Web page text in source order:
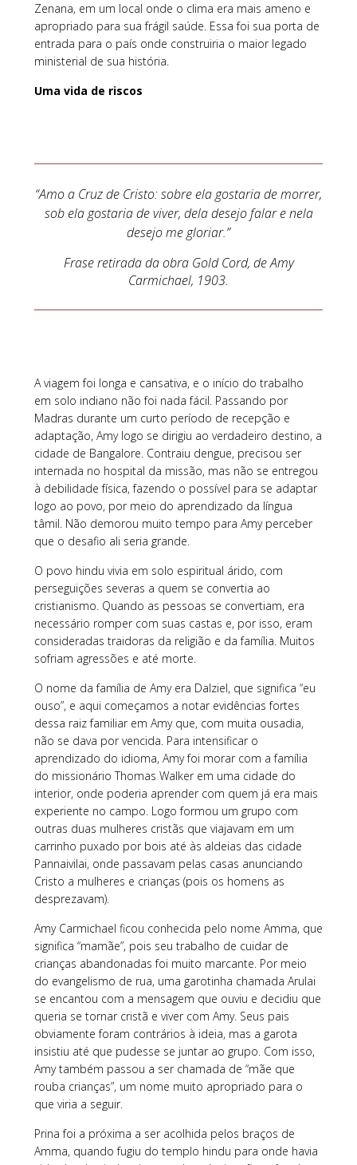
Zenana, em um local onde o clima era mais ameno e
apropriado para sua frágil saúde. Essa foi sua porta de
entrada para o país onde construiria o maior legado
ministerial de sua história.
Uma vida de riscos
“Amo a Cruz de Cristo: sobre ela gostaria de morrer,
sob ela gostaria de viver, dela desejo falar e nela
desejo me gloriar.”
Frase retirada da obra Gold Cord, de Amy
Carmichael, 1903.
A viagem foi longa e cansativa, e o início do trabalho
em solo indiano não foi nada fácil. Passando por
Madras durante um curto período de recepção e
adaptação, Amy logo se dirigiu ao verdadeiro destino, a
cidade de Bangalore. Contraiu dengue, precisou ser
internada no hospital da missão, mas não se entregou
à debilidade física, fazendo o possível para se adaptar
logo ao povo, por meio do aprendizado da língua
tâmil. Não demorou muito tempo para Amy perceber
que o desafio ali seria grande.
O povo hindu vivia em solo espiritual árido, com
perseguições severas a quem se convertia ao
cristianismo. Quando as pessoas se convertiam, era
necessário romper com suas castas e, por isso, eram
consideradas traidoras da religião e da família. Muitos
sofriam agressões e até morte.
O nome da família de Amy era Dalziel, que significa “eu
ouso”, e aqui começamos a notar evidências fortes
dessa raiz familiar em Amy que, com muita ousadia,
não se dava por vencida. Para intensificar o
aprendizado do idioma, Amy foi morar com a família
do missionário Thomas Walker em uma cidade do
interior, onde poderia aprender com quem já era mais
experiente no campo. Logo formou um grupo com
outras duas mulheres cristãs que viajavam em um
carrinho puxado por bois até às aldeias das cidade
Pannaivilai, onde passavam pelas casas anunciando
Cristo a mulheres e crianças (pois os homens as
desprezavam).
Amy Carmichael ficou conhecida pelo nome Amma, que
significa “mamãe”, pois seu trabalho de cuidar de
crianças abandonadas foi muito marcante. Por meio
do evangelismo de rua, uma garotinha chamada Arulai
se encantou com a mensagem que ouviu e decidiu que
queria se tornar cristã e viver com Amy. Seus pais
obviamente foram contrários à ideia, mas a garota
insistiu até que pudesse se juntar ao grupo. Com isso,
Amy também passou a ser chamada de “mãe que
rouba crianças”, um nome muito apropriado para o
que viria a seguir.
Prina foi a próxima a ser acolhida pelos braços de
Amma, quando fugiu do templo hindu para onde havia